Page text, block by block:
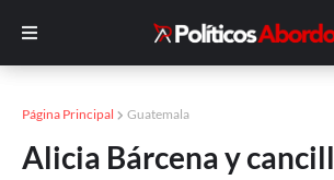
Página Principal Guatemala
Alicia Bárcena y